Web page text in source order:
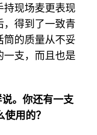
现场麦更表现
得到了一致青
的质量从不妥
支，而且也是
。你还有一支
用的？